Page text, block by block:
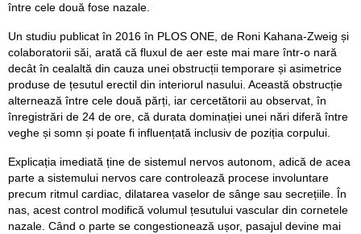
între cele două fose nazale.
Un studiu publicat în 2016 în PLOS ONE, de Roni Kahana-Zweig și
colaboratorii săi, arată că fluxul de aer este mai mare într-o nară
decât în cealaltă din cauza unei obstrucții temporare și asimetrice
produse de țesutul erectil din interiorul nasului. Această obstrucție
alternează între cele două părți, iar cercetătorii au observat, în
înregistrări de 24 de ore, că durata dominației unei nări diferă între
veghe și somn și poate fi influențată inclusiv de poziția corpului.
Explicația imediată ține de sistemul nervos autonom, adică de acea
parte a sistemului nervos care controlează procese involuntare
precum ritmul cardiac, dilatarea vaselor de sânge sau secrețiile. În
nas, acest control modifică volumul țesutului vascular din cornetele
nazale. Când o parte se congestionează ușor, pasajul devine mai